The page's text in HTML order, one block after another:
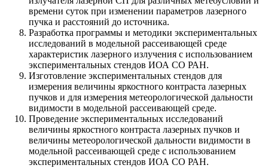
времени суток при изменении параметров лазерного
пучка и расстояний до источника.
Разработка программы и методики экспериментальных
исследований в модельной рассеивающей среде
характеристик лазерного излучения с использованием
экспериментальных стендов ИОА СО РАН.
Изготовление экспериментальных стендов для
измерения величины яркостного контраста лазерных
пучков и для измерения метеорологической дальности
видимости в модельной рассеивающей среде.
Проведение экспериментальных исследований
величины яркостного контраста лазерных пучков и
величины метеорологической дальности видимости в
модельной рассеивающей среде с использованием
экспериментальных стендов ИОА СО РАН.